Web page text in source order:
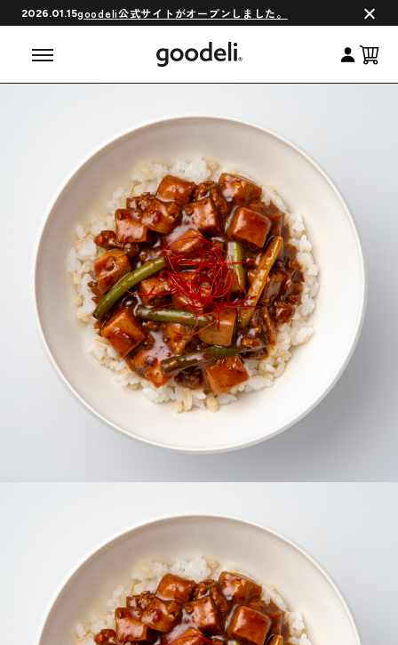
2026.01.15goodeli公式サイトがオープンしました。
会員制度について